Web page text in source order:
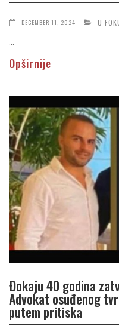
DECEMBER 11, 2024 U
...
Opširnije
Đokaju 40 godina
Advokat osuđenog
putem pritiska